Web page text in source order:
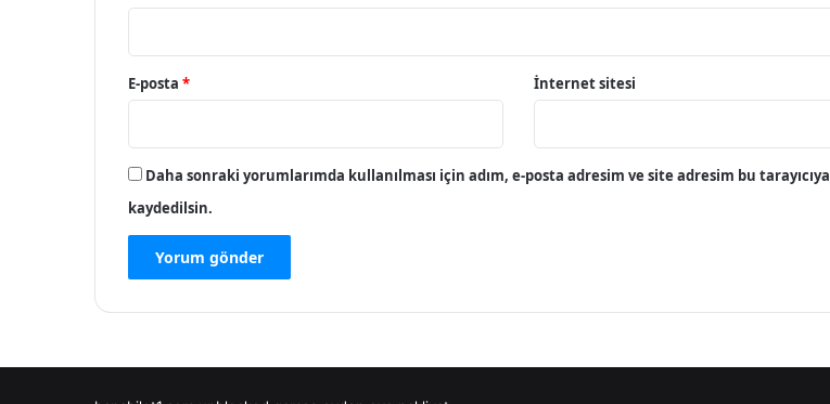
E-posta * İnternet sitesi
Daha sonraki yorumlarımda kullanılması için adım, e-posta adresim ve site adresim bu tarayıcıya
kaydedilsin.